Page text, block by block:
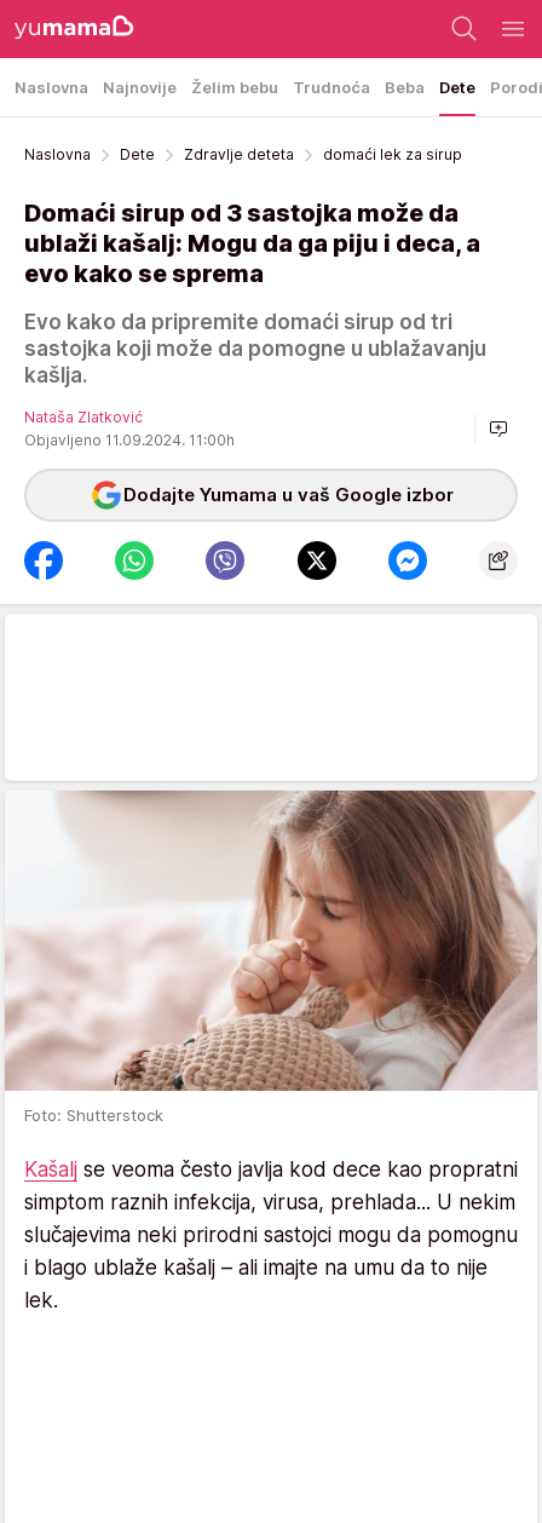
Naslovna Najnovije Želim bebu Trudnoća Beba Dete
Naslovna Dete Zdravlje deteta domaći lek za sirup
Domaći sirup od 3 sastojka može da
ublaži kašalj: Mogu da ga piju i deca, a
evo kako se sprema
Evo kako da pripremite domaći sirup od tri
sastojka koji može da pomogne u ublažavanju
kašlja.
Nataša Zlatković
Objavljeno 11.09.2024. 11:00h
Dodajte Yumama u vaš Google izbor
Foto: Shutterstock
Kašalj se veoma često javlja kod dece kao propratni
simptom raznih infekcija, virusa, prehlada... U nekim
slučajevima neki prirodni sastojci mogu da pomognu
i blago ublaže kašalj – ali imajte na umu da to nije
lek.